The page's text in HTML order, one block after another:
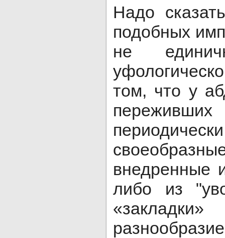
Надо
подобных
не
том, что у
внедренные
либо из